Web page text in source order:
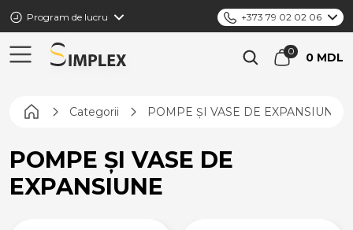
Program de lucru +373 79 02 02 06
0 MDL
Pagina principală
Categorii POMPE ȘI VASE DE EXPANSIUNE
POMPE ȘI VASE DE
EXPANSIUNE